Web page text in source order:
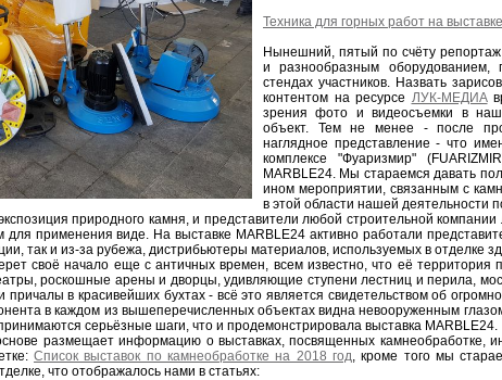
Техника для горных работ на
Нынешний, пятый по счёту репортаж
и разнообразным
стендах участников. Назвать
контентом на ресурсе ЛУК-МЕДИА
зрения фото и видеосъемки в
объект. Тем не менее - после
наглядное представление - что
комплексе "Фуаризмир"
MARBLE24. Мы стараемся давать
ином мероприятии, связанным с
в этой области нашей деятельности
природного камня, и представители любой строительной
для применения виде. На выставке MARBLE24 активно работали
так и из-за рубежа, дистрибьютеры материалов, используемых в отделке
своё начало еще с античных времен, всем известно, что её территория
роскошные арены и дворцы, удивляющие ступени лестниц и перила,
в красивейших бухтах - всё это является свидетельством об
в каждом из вышеперечисленных объектах видна невооруженным
серьёзные шаги, что и продемонстрировала выставка MARBLE24.
размещает информацию о выставках, посвященных камнеобработке,
Список выставок по камнеобработке на 2018 год, кроме того мы
что отображалось нами в статьях: